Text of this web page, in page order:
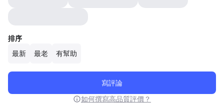
排序
最新
最老 有幫助
寫評論
如何撰寫高品質評價？